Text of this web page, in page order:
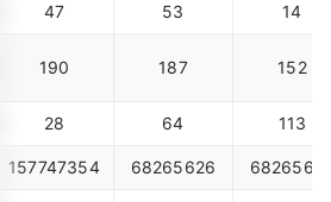
47 53 14
190 187 152
28 64 113
157747354 68265626